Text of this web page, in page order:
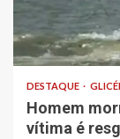
DESTAQUE
Homem
vítima é